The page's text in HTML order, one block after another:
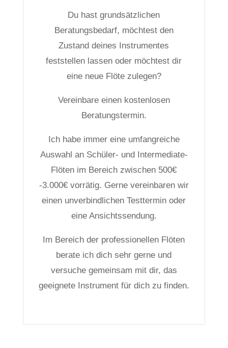
Du hast grundsätzlichen
Beratungsbedarf, möchtest den
Zustand deines Instrumentes
feststellen lassen oder möchtest dir
eine neue Flöte zulegen?
Vereinbare einen kostenlosen
Beratungstermin.
Ich habe immer eine umfangreiche
Auswahl an Schüler- und Intermediate-
Flöten im Bereich zwischen 500€
-3.000€ vorrätig. Gerne vereinbaren wir
einen unverbindlichen Testtermin oder
eine Ansichtssendung.
Im Bereich der professionellen Flöten
berate ich dich sehr gerne und
versuche gemeinsam mit dir, das
geeignete Instrument für dich zu finden.